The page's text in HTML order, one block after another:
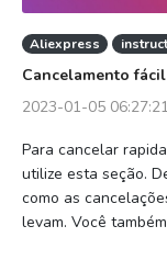
Aliexpress
Cancelamento
2023-01-05 06:27:21
Para cancelar
utilize esta seção.
como as
levam. Você